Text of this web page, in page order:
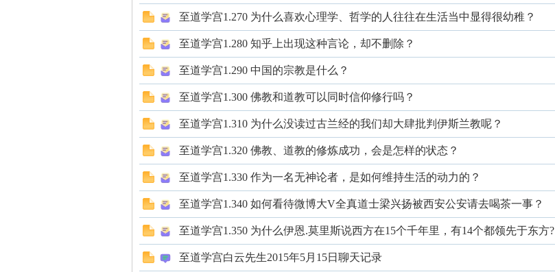
至道学宫1.270 为什么喜欢心理学、哲学的人往往在生活当中显得很幼稚？
至道学宫1.280 知乎上出现这种言论，却不删除？
至道学宫1.290 中国的宗教是什么？
至道学宫1.300 佛教和道教可以同时信仰修行吗？
至道学宫1.310 为什么没读过古兰经的我们却大肆批判伊斯兰教呢？
至道学宫1.320 佛教、道教的修炼成功，会是怎样的状态？
至道学宫1.330 作为一名无神论者，是如何维持生活的动力的？
至道学宫1.340 如何看待微博大V全真道士梁兴扬被西安公安请去喝茶一事？
至道学宫1.350 为什么伊恩.莫里斯说西方在15个千年里，有14个都领先于东方?
至道学宫白云先生2015年5月15日聊天记录